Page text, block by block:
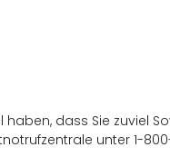
haben, dass Sie zuviel
unter 1-